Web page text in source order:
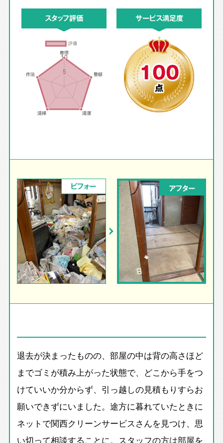
スタッフ評価 サービス満足度
100
点
ビフォー アフター
退去が決まったものの、部屋の中は背の高さほど
までゴミが積み上がった状態で、どこから手をつ
けていいか分からず、引っ越しの見積もりすらお
願いできずにいました。途方に暮れていたときに
ネットで関西クリーンサービスさんを見つけ、思
い切って相談することに。スタッフの方は部屋を